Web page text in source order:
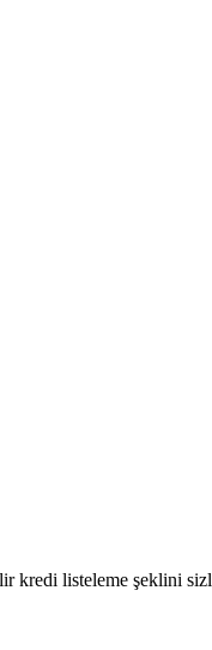
listeleme şeklini